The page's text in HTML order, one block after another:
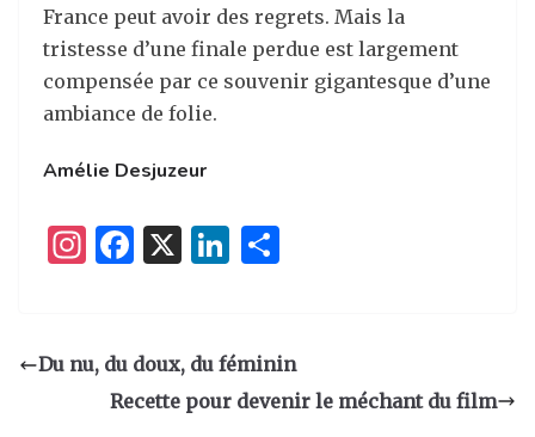
France peut avoir des regrets. Mais la
tristesse d’une finale perdue est largement
compensée par ce souvenir gigantesque d’une
ambiance de folie.
Amélie Desjuzeur
I
a
F
e
b
X
Li
e
dI
g
er
Du nu, du doux, du féminin
Recette pour devenir le méchant du film